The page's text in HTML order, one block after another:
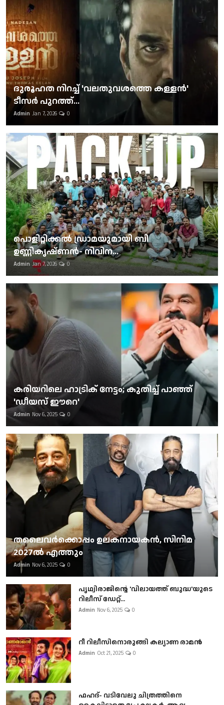
ദുരൂഹത നിറച്ച് 'വലതുവശത്തെ കള്ളന്‍'
ടീസര്‍ പുറത്ത്...
Admin Jan 7, 2026 0
പൊളിറ്റിക്കല്‍ ഡ്രാമയുമായി ബി
ഉണ്ണികൃഷ്ണന്‍- നിവിന...
Admin Jan 7, 2026 0
കരിയറിലെ ഹാട്രിക് നേട്ടം; കുതിച്ച് പാഞ്ഞ്
'ഡീയസ് ഈറെ'
Admin Nov 6, 2025 0
തലൈവര്‍ക്കൊപ്പം ഉലകനായകന്‍, സിനിമ
2027ല്‍ എത്തും
Admin Nov 6, 2025 0
പൃഥ്വിരാജിന്റെ 'വിലായത്ത് ബുദ്ധ'യുടെ
റിലീസ് ഡേറ്റ്...
Admin Nov 6, 2025 0
റീ റിലീസിനൊരുങ്ങി കല്യാണ രാമൻ
Admin Oct 21, 2025 0
ഫഹദ്- വടിവേലു ചിത്രത്തിനെ